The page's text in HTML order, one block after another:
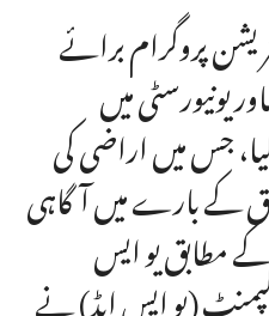
پروگرام برائے
میں
جس میں اراضی کی
کے بارے میں آگاہی
مطابق یو ایس
(یو ایس ایڈ) نے